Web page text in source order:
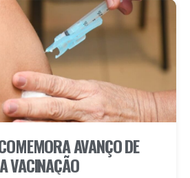
AVANÇO DE
VACINAÇÃO